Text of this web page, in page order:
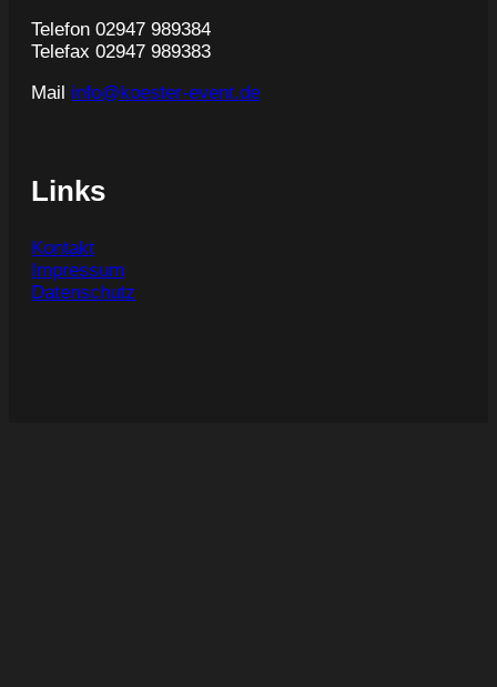
Telefon 02947 989384
Telefax 02947 989383
Mail info@koester-event.de
Links
Kontakt
Impressum
Datenschutz